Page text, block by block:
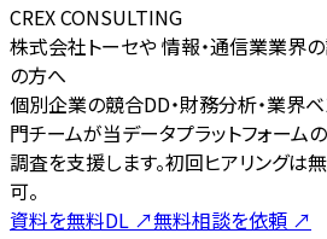
CREX CONSULTING
株式会社トーセや 情報・通信業業界
の方へ
個別企業の競合DD・財務分析・業界ベ
門チームが当データプラットフォーム
調査を支援します。初回ヒアリングは
可。
資料を無料DL ↗無料相談を依頼 ↗